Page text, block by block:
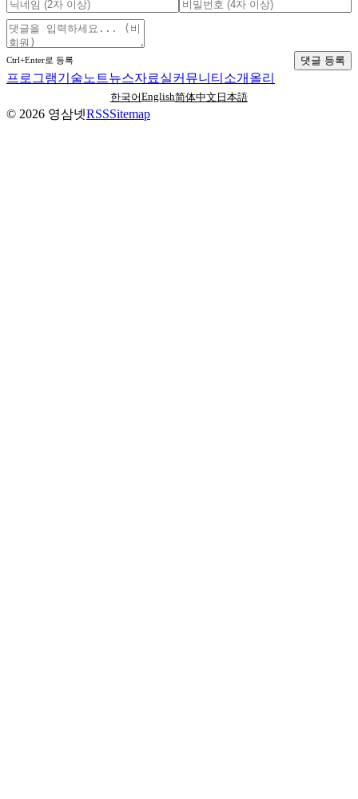
Ctrl+Enter로 등록 댓글 등록
프로그램기술노트뉴스자료실커뮤니티 소개 올리
한국어English简体中文 日本語
© 2026 영삼넷RSSSitemap